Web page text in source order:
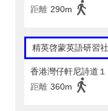
距離 290m
精英啓蒙英語研習社
香港灣仔軒尼詩道
距離 360m